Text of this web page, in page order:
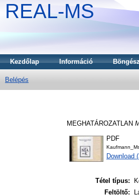
REAL-MS
Kezdőlap Információ
Belépés
MEGHATÁROZATLAN
PDF
Download
Tétel típus:
Feltöltő: